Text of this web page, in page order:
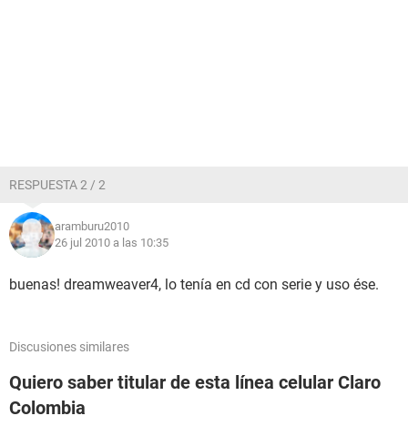
RESPUESTA 2 / 2
aramburu2010
26 jul 2010 a las 10:35
buenas! dreamweaver4, lo tenía en cd con serie y uso ése.
Discusiones similares
Quiero saber titular de esta línea celular Claro
Colombia